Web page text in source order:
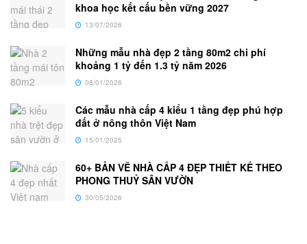
khoa học kết cấu bền vững 2027
13/07/2026
Những mẫu nhà đẹp 2 tầng 80m2 chi phí
khoảng 1 tỷ đến 1.3 tỷ năm 2026
08/01/2026
Các mẫu nhà cấp 4 kiểu 1 tầng đẹp phú hợp
đất ở nông thôn Việt Nam
15/01/2025
60+ BẢN VẼ NHÀ CẤP 4 ĐẸP THIẾT KẾ THEO
PHONG THUỶ SÂN VƯỜN
30/05/2026